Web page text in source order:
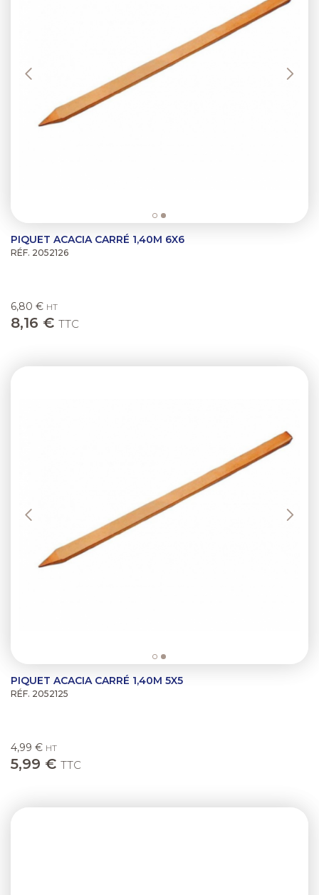
PIQUET ACACIA CARRÉ 1,40M 6X6
RÉF. 2052126
6,80 € HT
8,16 € TTC
PIQUET ACACIA CARRÉ 1,40M 5X5
RÉF. 2052125
4,99 € HT
5,99 € TTC